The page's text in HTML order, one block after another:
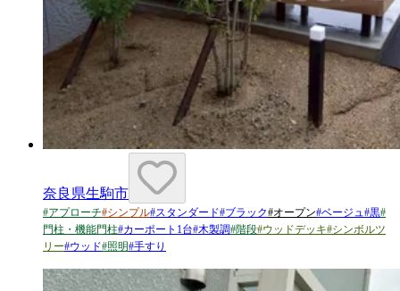
奈良県生駒市
#アプローチ#シンプル#スタンダード#ブラック#オープン#ベージュ#黒#
門柱・機能門柱#カーポート1台#木製調#階段#ウッドデッキ#シンボルツ
リー#ウッド#照明#手すり